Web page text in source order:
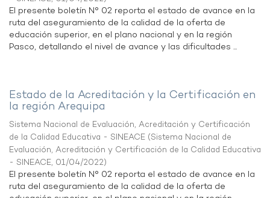
El presente boletín N° 02 reporta el estado de avance en la
ruta del aseguramiento de la calidad de la oferta de
educación superior, en el plano nacional y en la región
Pasco, detallando el nivel de avance y las dificultades ...
Estado de la Acreditación y la Certificación en
la región Arequipa
Sistema Nacional de Evaluación, Acreditación y Certificación
de la Calidad Educativa - SINEACE (Sistema Nacional de
Evaluación, Acreditación y Certificación de la Calidad Educativa
- SINEACE, 01/04/2022)
El presente boletín N° 02 reporta el estado de avance en la
ruta del aseguramiento de la calidad de la oferta de